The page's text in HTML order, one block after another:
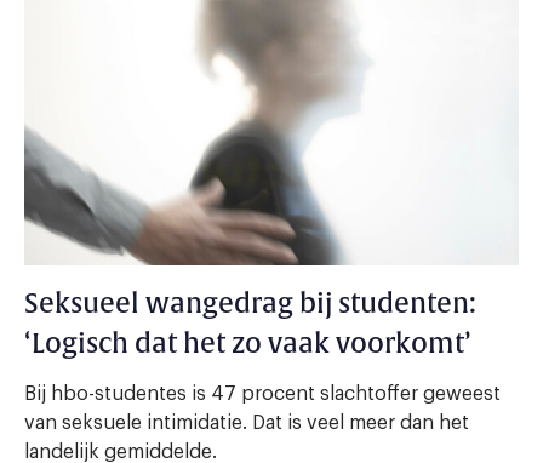
Seksueel wangedrag bij studenten:
‘Logisch dat het zo vaak voorkomt’
Bij hbo-studentes is 47 procent slachtoffer geweest
van seksuele intimidatie. Dat is veel meer dan het
landelijk gemiddelde.